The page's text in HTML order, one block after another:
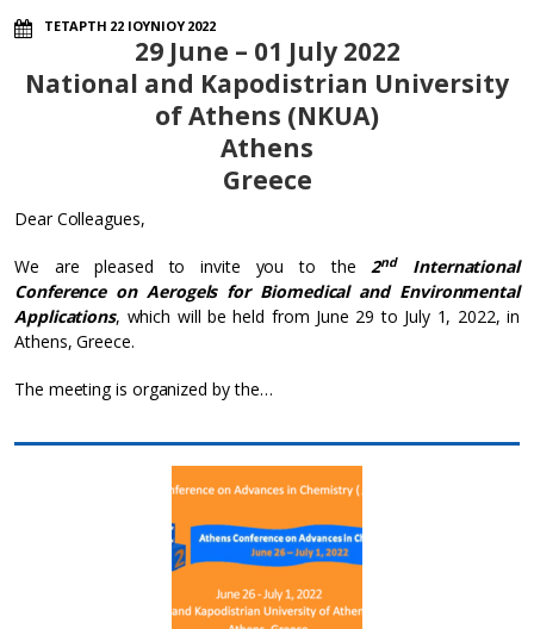
ΤΕΤΑΡΤΗ 22 ΙΟΥΝΙΟΥ 2022
29 June – 01 July 2022
National and Kapodistrian University
of Athens (NKUA)
Athens
Greece
Dear Colleagues,
We are pleased to invite you to the2ndInternational
Conference on Aerogels for Biomedical and Environmental
Applications, which will be held from June 29 to July 1, 2022, in
Athens, Greece.
The meeting is organized by the…